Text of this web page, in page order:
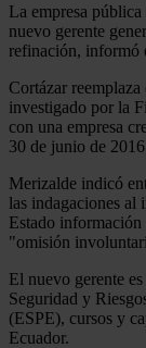
La empresa pública
nuevo gerente
refinación, informó
Cortázar reemplaza
investigado por la
con una empresa
30 de junio de
Merizalde indicó
las indagaciones al
Estado información
"omisión
El nuevo gerente
Seguridad y
(ESPE), cursos y
Ecuador.